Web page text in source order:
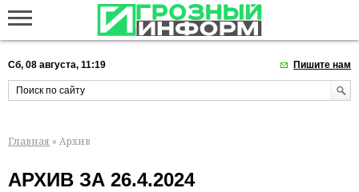
Сб, 08 августа, 11:19 Пишите нам
Главная » Архив
АРХИВ ЗА 26.4.2024